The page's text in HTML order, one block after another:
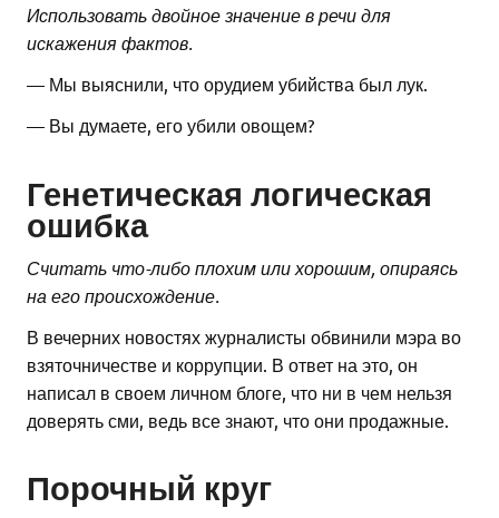
Использовать двойное значение в речи для
искажения фактов.
— Мы выяснили, что орудием убийства был лук.
— Вы думаете, его убили овощем?
Генетическая логическая
ошибка
Считать что-либо плохим или хорошим, опираясь
на его происхождение.
В вечерних новостях журналисты обвинили мэра во
взяточничестве и коррупции. В ответ на это, он
написал в своем личном блоге, что ни в чем нельзя
доверять сми, ведь все знают, что они продажные.
Порочный круг